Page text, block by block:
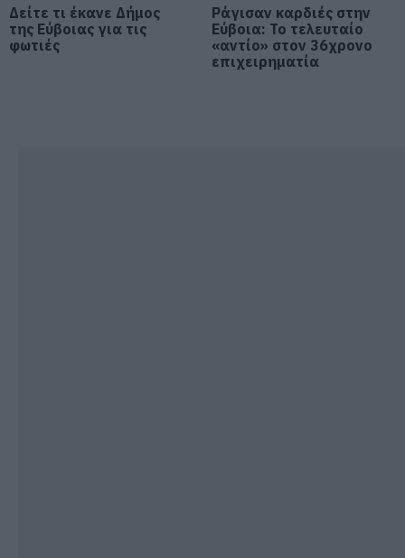
ζωή
07.08.2026 | 18:00
Δείτε τι έκανε Δήμος
της Εύβοιας για τις
φωτιές
Ράγισαν καρδιές στην
Εύβοια: Το τελευταίο
«αντίο» στον 36χρονο
επιχειρηματία